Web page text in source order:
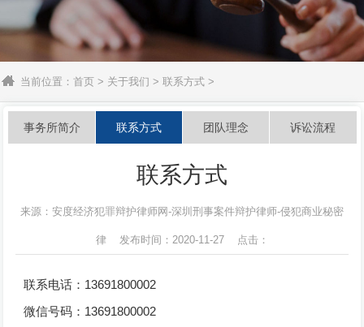
当前位置： 首页 > 关于我们 > 联系方式 >
事务所简介 联系方式 团队理念 诉讼流程
联系方式
来源：安度经济犯罪辩护律师网-深圳刑事案件辩护律师-侵犯商业秘密
律 发布时间：2020-11-27 点击：
联系电话：13691800002
微信号码：13691800002